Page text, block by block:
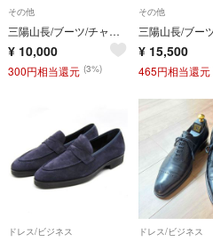
その他
三陽山長/ブーツ/チャッカブーツ/スエード/ブラック/ATM-WTR/メンズ/汚れ×スレ/7980/ALL
¥ 10,000
300円相当還元 (3%)
その他
¥ 15,500
465円相当還元
ドレス/ビジネス ドレス/ビジネス